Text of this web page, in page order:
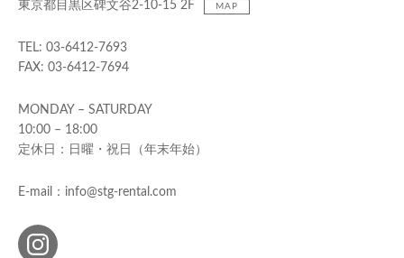
東京都目黒区碑文谷2-10-15 2F
MAP
TEL: 03-6412-7693
FAX: 03-6412-7694
MONDAY – SATURDAY
10:00 – 18:00
定休日：日曜・祝日（年末年始）
E-mail：info@stg-rental.com